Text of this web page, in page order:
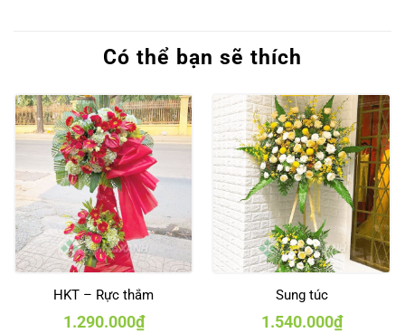
Có thể bạn sẽ thích
HKT – Rực thắm
1.290.000₫
Sung túc
1.540.000₫